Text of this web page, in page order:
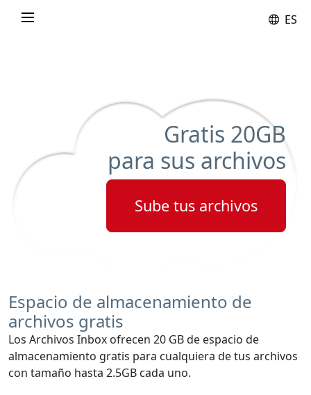
ES
Gratis 20GB
para sus archivos
Sube tus archivos
Espacio de almacenamiento de
archivos gratis
Los Archivos Inbox ofrecen 20 GB de espacio de
almacenamiento gratis para cualquiera de tus archivos
con tamaño hasta 2.5GB cada uno.